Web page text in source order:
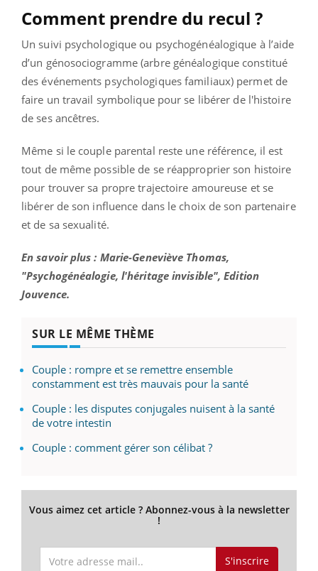
Comment prendre du recul ?
Un suivi psychologique ou psychogénéalogique à l’aide
d’un génosociogramme (arbre généalogique constitué
des événements psychologiques familiaux) permet de
faire un travail symbolique pour se libérer de l'histoire
de ses ancêtres.
Même si le couple parental reste une référence, il est
tout de même possible de se réapproprier son histoire
pour trouver sa propre trajectoire amoureuse et se
libérer de son influence dans le choix de son partenaire
et de sa sexualité.
En savoir plus : Marie-Geneviève Thomas,
"Psychogénéalogie, l'héritage invisible", Edition
Jouvence.
SUR LE MÊME THÈME
Couple : rompre et se remettre ensemble
constamment est très mauvais pour la santé
Couple : les disputes conjugales nuisent à la santé
de votre intestin
Couple : comment gérer son célibat ?
Vous aimez cet article ? Abonnez-vous à la newsletter
!
S'inscrire